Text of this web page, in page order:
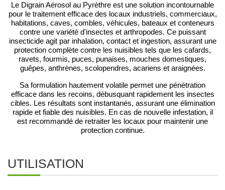
Le Digrain Aérosol au Pyrèthre est une solution incontournable
pour le traitement efficace des locaux industriels, commerciaux,
habitations, caves, combles, véhicules, bateaux et conteneurs
contre une variété d'insectes et arthropodes. Ce puissant
insecticide agit par inhalation, contact et ingestion, assurant une
protection complète contre les nuisibles tels que les cafards,
ravets, fourmis, puces, punaises, mouches domestiques,
guêpes, anthrènes, scolopendres, acariens et araignées.
Sa formulation hautement volatile permet une pénétration
efficace dans les recoins, débusquant rapidement les insectes
cibles. Les résultats sont instantanés, assurant une élimination
rapide et fiable des nuisibles. En cas de nouvelle infestation, il
est recommandé de retraiter les locaux pour maintenir une
protection continue.
UTILISATION